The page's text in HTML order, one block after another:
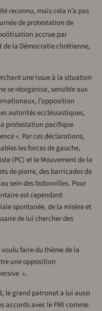
reconnu, mais cela n’a pas
de protestation de
accrue par
la Démocratie chrétienne,
une issue à la situation
se réorganise, sensible aux
l’opposition
autorités ecclésiastiques,
protestation pacifique
». Par ces déclarations,
les forces de gauche,
(PC) et le Mouvement de la
de pierre, des barricades de
sein des bidonvilles. Pour
est cependant
spontanée, de la misère et
de lui chercher des
faire du thème de la
une opposition
».
le grand patronat a lui aussi
accords avec le FMI comme